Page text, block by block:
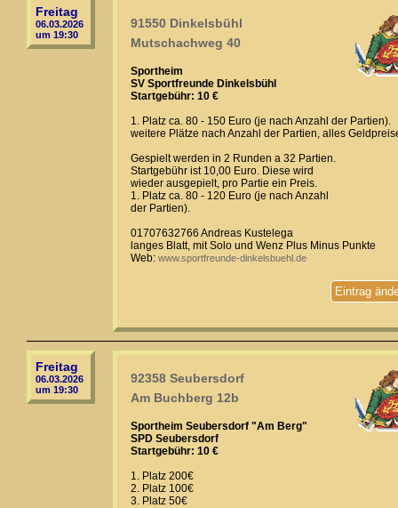
Freitag
06.03.2026
um 19:30
91550 Dinkelsbühl
Mutschachweg 40
Sportheim
SV Sportfreunde Dinkelsbühl
Startgebühr: 10 €
1. Platz ca. 80 - 150 Euro (je nach Anzahl der Partien).
weitere Plätze nach Anzahl der Partien, alles
Gespielt werden in 2 Runden a 32 Partien.
Startgebühr ist 10,00 Euro. Diese wird
wieder ausgepielt, pro Partie ein Preis.
1. Platz ca. 80 - 120 Euro (je nach Anzahl
der Partien).
01707632766 Andreas Kustelega
langes Blatt, mit Solo und Wenz Plus Minus Punkte
Web: www.sportfreunde-dinkelsbuehl.de
Eintrag
Freitag
06.03.2026
um 19:30
92358 Seubersdorf
Am Buchberg 12b
Sportheim Seubersdorf "Am Berg"
SPD Seubersdorf
Startgebühr: 10 €
1. Platz 200€
2. Platz 100€
3. Platz 50€